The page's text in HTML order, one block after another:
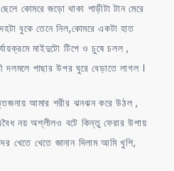
কোমরে জড়ো থাকা শাড়ীটা টান মেরে
বুকে তেনে নিল,কোমরে একটা হাত
মাইদুটো টিপে ও চুষে চলল ,
পাছার উপর ঘুরে বেড়াতে লাগল ।
আমার শরীর ঝনঝন করে উঠল ,
নয় অশ্লীলও বটে কিন্তু ফেরার উপায়
খেতে খেতে জানান দিলাম আমি খুশি,